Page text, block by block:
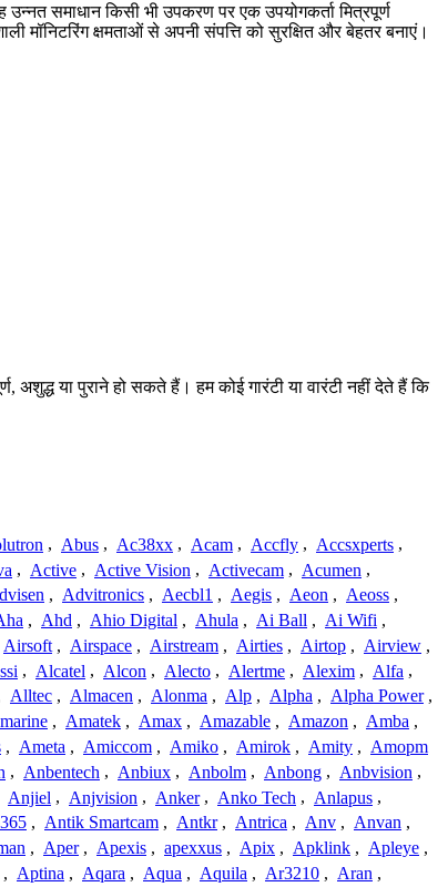
समाधान किसी भी उपकरण पर एक उपयोगकर्ता मित्रपूर्ण
मॉनिटरिंग क्षमताओं से अपनी संपत्ति को सुरक्षित और बेहतर बनाएं।
या पुराने हो सकते हैं। हम कोई गारंटी या वारंटी नहीं देते हैं कि
, Abus , Ac38xx , Acam , Accfly , Accsxperts ,
, Active , Active Vision , Activecam , Acumen ,
, Advitronics , Aecbl1 , Aegis , Aeon , Aeoss ,
, Ahd , Ahio Digital , Ahula , Ai Ball , Ai Wifi ,
Airsoft , Airspace , Airstream , Airties , Airtop , Airview ,
, Alcatel , Alcon , Alecto , Alertme , Alexim , Alfa ,
Alltec , Almacen , Alonma , Alp , Alpha , Alpha Power ,
, Amatek , Amax , Amazable , Amazon , Amba ,
, Ameta , Amiccom , Amiko , Amirok , Amity , Amopm
, Anbentech , Anbiux , Anbolm , Anbong , Anbvision ,
Anjiel , Anjvision , Anker , Anko Tech , Anlapus ,
, Antik Smartcam , Antkr , Antrica , Anv , Anvan ,
, Aper , Apexis , apexxus , Apix , Apklink , Apleye ,
, Aptina , Aqara , Aqua , Aquila , Ar3210 , Aran ,